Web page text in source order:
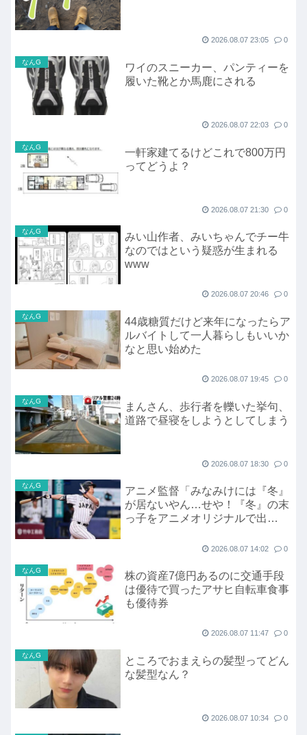
2026.08.07 23:05 0
なんG
ワイのスニーカー、パンティーを
履いた靴とか馬鹿にされる
2026.08.07 22:03 0
なんG
一軒家建てるけどこれで800万円
ってどうよ？
2026.08.07 21:30 0
なんG
みい山作者、みいちゃんでチー牛
なのではという疑惑が生まれる
www
2026.08.07 20:46 0
なんG
44歳糖質だけど来年になったらア
ルバイトして一人暮らしもいいか
なと思い始めた
2026.08.07 19:45 0
なんG
まんさん、歩行者を轢いた挙句、
道路で昼寝をしようとしてしまう
2026.08.07 18:30 0
なんG
アニメ監督「みなみけには『冬』
が居ないやん…せや！『冬』の末
っ子をアニメオリジナルで出
2026.08.07 14:02 0
なんG
株の資産7億円あるのに交通手段
は優待で買ったアサヒ自転車食事
も優待券
2026.08.07 11:47 0
なんG
ところでおまえらの髪型ってどん
な髪型なん？
2026.08.07 10:34 0